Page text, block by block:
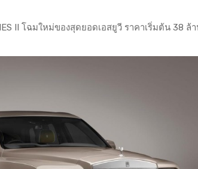
II โฉมใหม่ของสุดยอดเอสยูวี ราคาเริ่มต้น 38 ล้